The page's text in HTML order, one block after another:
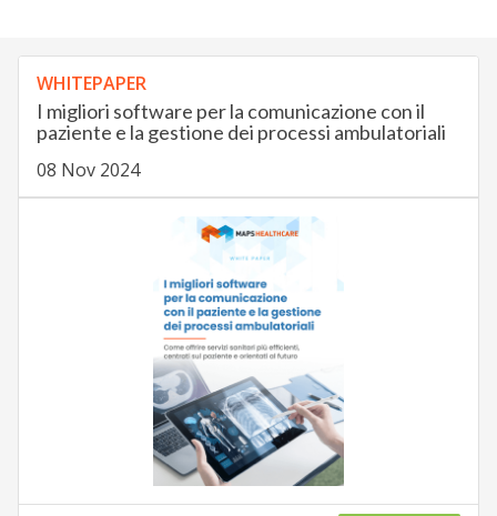
WHITEPAPER
I migliori software per la comunicazione con il
paziente e la gestione dei processi ambulatoriali
08 Nov 2024